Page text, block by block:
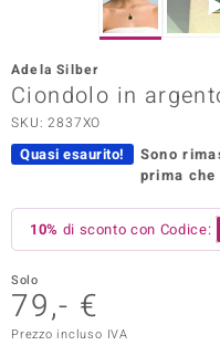
Paraíso
Adela Silber
Ciondolo in
SKU: 2837XO
Quasi esaurito! Sono
prima
10% di sconto con Codice:
Solo
79,- €
Prezzo incluso IVA